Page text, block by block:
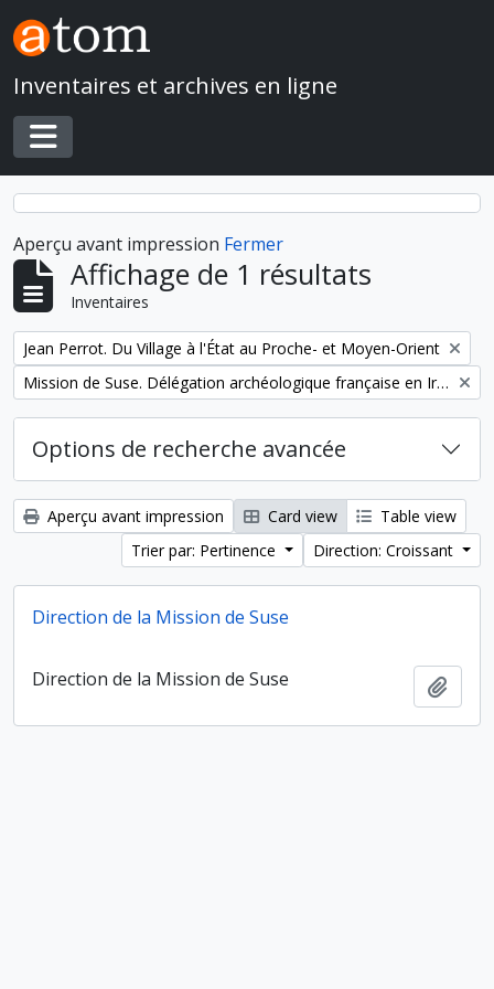
Skip to main content
Inventaires et archives en ligne
Toggle navigation
Aperçu avant impression Fermer
Affichage de 1 résultats
Inventaires
Remove filter:
Jean Perrot. Du Village à l'État au Proche- et Moyen-Orient
Remove filter:
Mission de Suse. Délégation archéologique française en Iran
Options de recherche avancée
Aperçu avant impression Card view
Table view
Trier par: Pertinence
Direction: Croissant
Direction de la Mission de Suse
Direction de la Mission de Suse